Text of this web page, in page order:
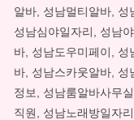
알바, 성남멀티알바, 성
성남심야일자리, 성남
바, 성남도우미페이,
바, 성남스카웃알바,
정보, 성남룸알바사무
직원, 성남노래방일자